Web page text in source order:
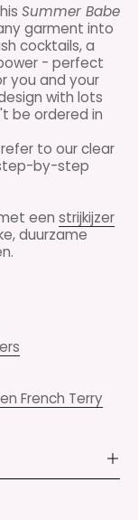
Summer Babe
garment into
cocktails, a
- perfect
you and your
with lots
be ordered in
to our clear
by-step
een strijkijzer
duurzame
French Terry